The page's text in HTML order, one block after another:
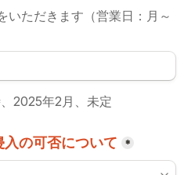
ただきます（営業日：月～
2025年2月、未定
の可否について *